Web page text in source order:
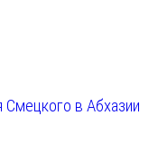
в Абхазии